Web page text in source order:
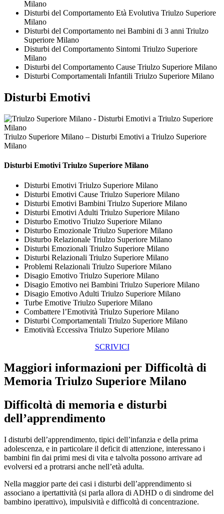
Milano
Disturbi del Comportamento Età Evolutiva Triulzo Superiore
Milano
Disturbi del Comportamento nei Bambini di 3 anni Triulzo
Superiore Milano
Disturbi del Comportamento Sintomi Triulzo Superiore
Milano
Disturbi del Comportamento Cause Triulzo Superiore Milano
Disturbi Comportamentali Infantili Triulzo Superiore Milano
Disturbi Emotivi
Triulzo Superiore Milano – Disturbi Emotivi a Triulzo Superiore
Milano
Disturbi Emotivi Triulzo Superiore Milano
Disturbi Emotivi Triulzo Superiore Milano
Disturbi Emotivi Cause Triulzo Superiore Milano
Disturbi Emotivi Bambini Triulzo Superiore Milano
Disturbi Emotivi Adulti Triulzo Superiore Milano
Disturbo Emotivo Triulzo Superiore Milano
Disturbo Emozionale Triulzo Superiore Milano
Disturbo Relazionale Triulzo Superiore Milano
Disturbi Emozionali Triulzo Superiore Milano
Disturbi Relazionali Triulzo Superiore Milano
Problemi Relazionali Triulzo Superiore Milano
Disagio Emotivo Triulzo Superiore Milano
Disagio Emotivo nei Bambini Triulzo Superiore Milano
Disagio Emotivo Adulti Triulzo Superiore Milano
Turbe Emotive Triulzo Superiore Milano
Combattere l’Emotività Triulzo Superiore Milano
Disturbi Comportamentali Triulzo Superiore Milano
Emotività Eccessiva Triulzo Superiore Milano
SCRIVICI
Maggiori informazioni per Difficoltà di
Memoria Triulzo Superiore Milano
Difficoltà di memoria e disturbi
dell’apprendimento
I disturbi dell’apprendimento, tipici dell’infanzia e della prima
adolescenza, e in particolare il deficit di attenzione, interessano i
bambini fin dai primi mesi di vita e talvolta possono arrivare ad
evolversi ed a protrarsi anche nell’età adulta.
Nella maggior parte dei casi i disturbi dell’apprendimento si
associano a ipertattività (si parla allora di ADHD o di sindrome del
bambino iperattivo), impulsività e difficoltà di concentrazione.